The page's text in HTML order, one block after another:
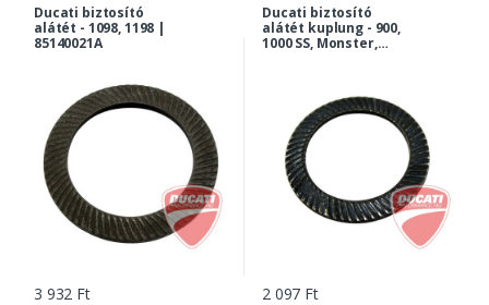
Ducati biztosító
alátét - 1098, 1198 |
85140021A
3 932 Ft
Ducati biztosító
alátét kuplung - 900,
1000 SS, Monster,
2 097 Ft